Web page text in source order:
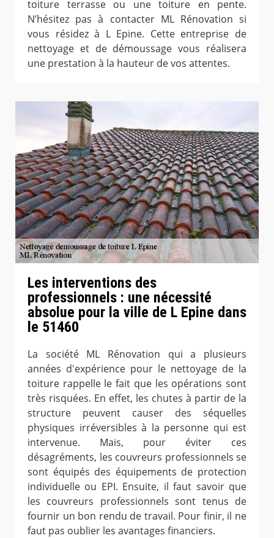
toiture terrasse ou une toiture en pente.
N’hésitez pas à contacter ML Rénovation si
vous résidez à L Epine. Cette entreprise de
nettoyage et de démoussage vous réalisera
une prestation à la hauteur de vos attentes.
Les interventions des
professionnels : une nécessité
absolue pour la ville de L Epine dans
le 51460
La société ML Rénovation qui a plusieurs
années d'expérience pour le nettoyage de la
toiture rappelle le fait que les opérations sont
très risquées. En effet, les chutes à partir de la
structure peuvent causer des séquelles
physiques irréversibles à la personne qui est
intervenue. Mais, pour éviter ces
désagréments, les couvreurs professionnels se
sont équipés des équipements de protection
individuelle ou EPI. Ensuite, il faut savoir que
les couvreurs professionnels sont tenus de
fournir un bon rendu de travail. Pour finir, il ne
faut pas oublier les avantages financiers.